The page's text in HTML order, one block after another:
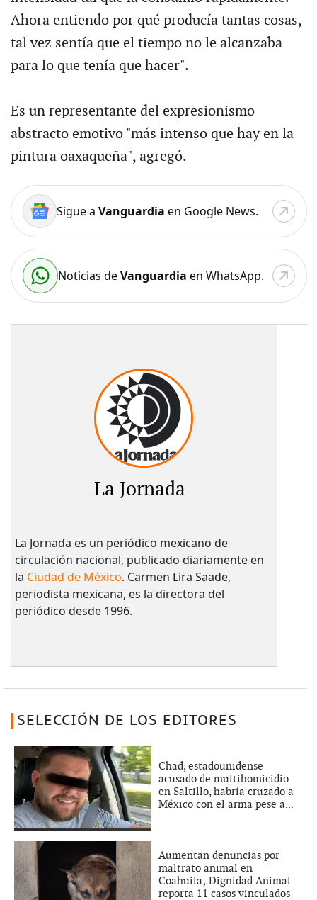
Ahora entiendo por qué producía tantas cosas,
tal vez sentía que el tiempo no le alcanzaba
para lo que tenía que hacer".
Es un representante del expresionismo
abstracto emotivo "más intenso que hay en la
pintura oaxaqueña", agregó.
Sigue a Vanguardia en Google News.
Noticias deVanguardia en WhatsApp.
La Jornada
La Jornada es un periódico mexicano de
circulación nacional, publicado diariamente en
la Ciudad de México. Carmen Lira Saade,
periodista mexicana, es la directora del
periódico desde 1996.
SELECCIÓN DE LOS EDITORES
Chad, estadounidense
acusado de multihomicidio
en Saltillo, habría cruzado a
México con el arma pese a...
Aumentan denuncias por
maltrato animal en
Coahuila; Dignidad Animal
reporta 11 casos vinculados